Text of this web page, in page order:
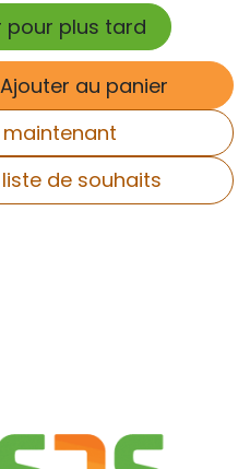
pour plus tard
Ajouter au panier
de souhaits